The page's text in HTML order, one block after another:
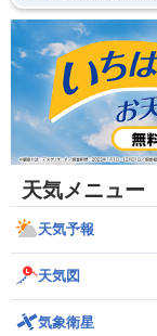
天気メニュー
天気予報
天気図
気象衛星